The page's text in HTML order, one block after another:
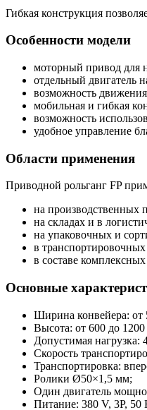
Гибкая конструкция
Особенности модели
моторный привод для
отдельный двигатель
возможность
мобильная и гибкая
возможность
удобное управление
Области применения
Приводной рольганг FP
на производственных
на складах и в
на упаковочных и
в
в составе
Основные
Ширина конвейера: от
Высота: от 600 до
Допустимая нагрузка:
Скорость
Транспортировка:
Ролики Ø50×1,5 мм;
Один двигатель
Питание: 380 V, 3P, 50